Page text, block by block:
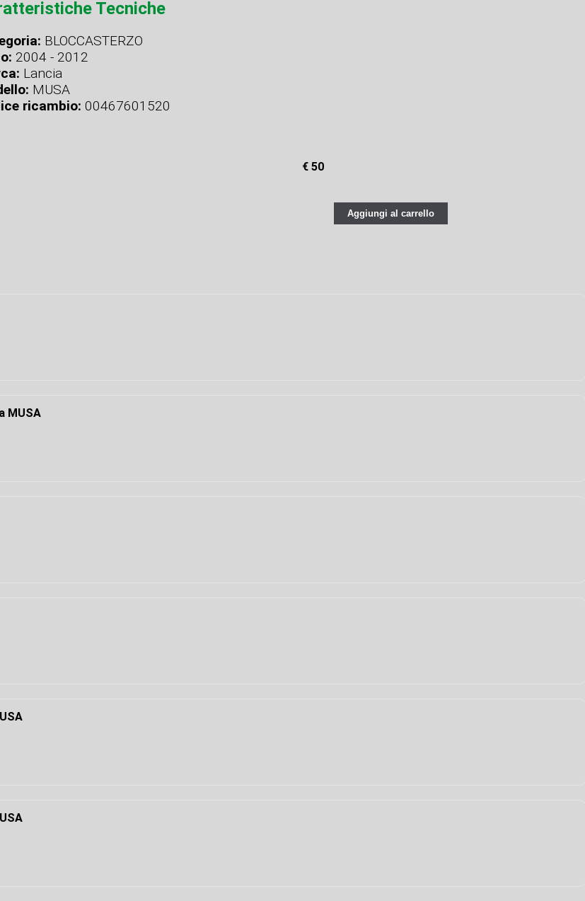
Tecniche
BLOCCASTERZO
2004 - 2012
Lancia
MUSA
ricambio: 00467601520
€ 50
Aggiungi al carrello
MUSA